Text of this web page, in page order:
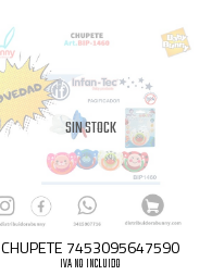
SIN STOCK
CHUPETE 7453095647590
IVA NO INCLUIDO